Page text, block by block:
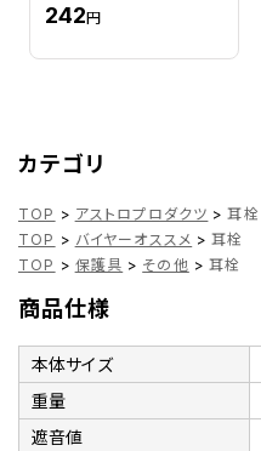
242円
カテゴリ
TOP > アストロプロダクツ > 耳栓
TOP > バイヤーオススメ > 耳栓
TOP > 保護具 > その他 > 耳栓
商品仕様
本体サイズ
重量
遮音値